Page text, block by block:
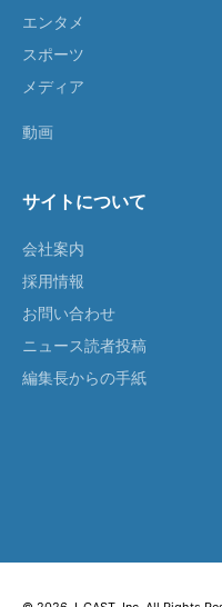
エンタメ
スポーツ
メディア
動画
サイトについて
会社案内
採用情報
お問い合わせ
ニュース読者投稿
編集長からの手紙